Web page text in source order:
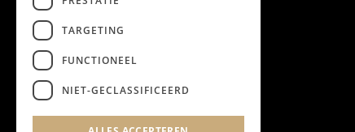
TARGETING
FUNCTIONEEL
NIET-GECLASSIFICEERD